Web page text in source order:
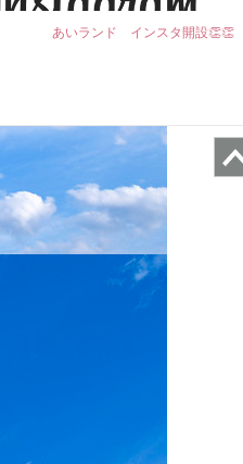
あいランド インスタ開設👏👏